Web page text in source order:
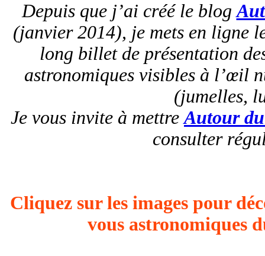
Depuis que j’ai créé le blog
(janvier 2014), je mets en ligne
long billet de présentation
astronomiques visibles à l’œil
(jumelles,
Je vous invite à mettreAutour
consulter
Cliquez sur les images pour
vous astronomiques